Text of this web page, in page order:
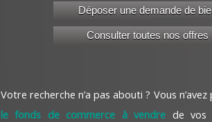
Déposer une demande de
Consulter toutes nos offres
Votre recherche n’a pas abouti ? Vous
le fonds de commerce à vendre de